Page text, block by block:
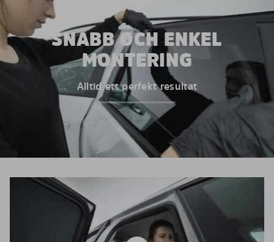
SNABB OCH ENKEL
MONTERING
Alltid ett perfekt resultat